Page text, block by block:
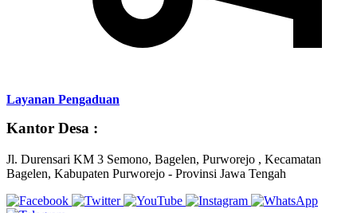
Layanan Pengaduan
Kantor Desa :
Jl. Durensari KM 3 Semono, Bagelen, Purworejo , Kecamatan
Bagelen, Kabupaten Purworejo - Provinsi Jawa Tengah